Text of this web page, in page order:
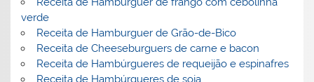
verde
Receita de Hamburguer de Grão-de-Bico
Receita de Cheeseburguers de carne e bacon
Receita de Hambúrgueres de requeijão e espinafres
Receita de Hambúrgueres de soja